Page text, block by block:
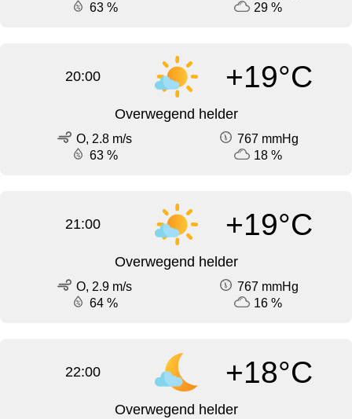
63 %
29 %
20:00 +19°C
Overwegend helder
O, 2.8 m/s
767 mmHg
63 %
18 %
21:00 +19°C
Overwegend helder
O, 2.9 m/s
767 mmHg
64 %
16 %
22:00 +18°C
Overwegend helder